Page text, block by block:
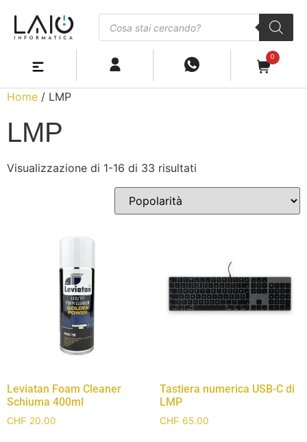
0
Home / LMP
LMP
Visualizzazione di 1-16 di 33 risultati
Leviatan Foam Cleaner
Schiuma 400ml
CHF 20.00
Tastiera numerica USB-C di
LMP
CHF 65.00